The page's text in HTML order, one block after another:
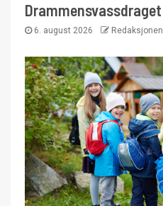
Drammensvassdraget
6. august 2026 Redaksjonen